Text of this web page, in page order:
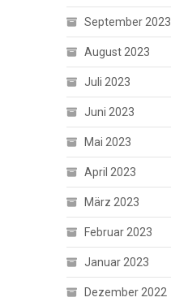
September 2023
August 2023
Juli 2023
Juni 2023
Mai 2023
April 2023
März 2023
Februar 2023
Januar 2023
Dezember 2022